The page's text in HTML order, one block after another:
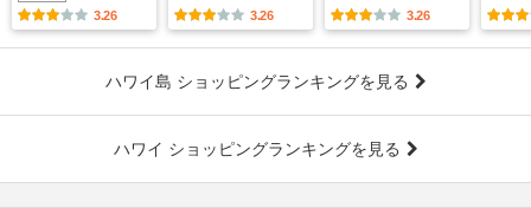
3.26
3.26 3.26
ハワイ島 ショッピングランキングを見る
ハワイ ショッピングランキングを見る